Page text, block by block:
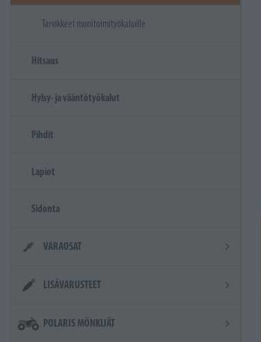
Tarvikkeet monitoimityökaluille
Hitsaus
Hylsy- ja vääntötyökalut
Pihdit
Lapiot
Sidonta
VARAOSAT
LISÄVARUSTEET
POLARIS MÖNKIJÄT